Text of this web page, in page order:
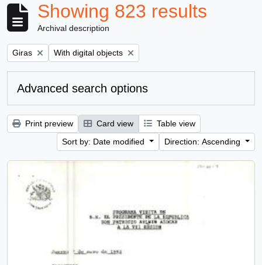
Showing 823 results
Archival description
Remove filter:
Giras Remove filter:
With digital objects
Advanced search options
Print preview Card view
Table view
Sort by: Date modified
Direction: Ascending